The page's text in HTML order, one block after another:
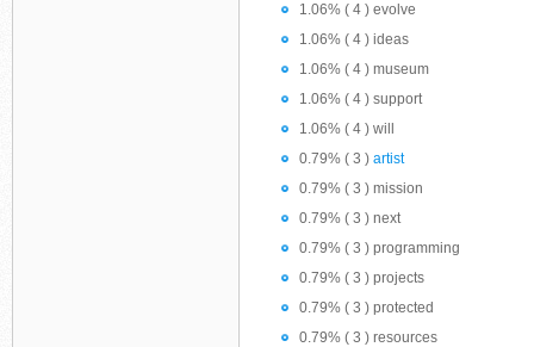
1.06% ( 4 ) evolve
1.06% ( 4 ) ideas
1.06% ( 4 ) museum
1.06% ( 4 ) support
1.06% ( 4 ) will
0.79% ( 3 ) artist
0.79% ( 3 ) mission
0.79% ( 3 ) next
0.79% ( 3 ) programming
0.79% ( 3 ) projects
0.79% ( 3 ) protected
0.79% ( 3 ) resources